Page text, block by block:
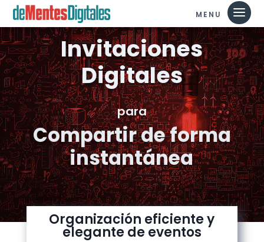
CONTACTO
Invitaciones
Digitales
para
Compartir de forma
instantánea
Organización eficiente y
elegante de eventos